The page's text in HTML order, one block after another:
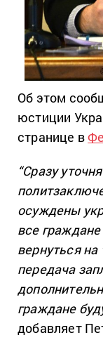
Об этом
юстиции
странице в
“Сразу
осуждены
все
вернуться
передача
граждане
добавляет